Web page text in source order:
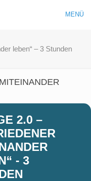
MENÜ
leben“ – 3 Stunden
2.0 –
- 3